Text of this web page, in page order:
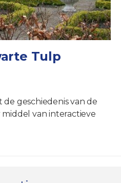
Tulp
geschiedenis van de
van interactieve